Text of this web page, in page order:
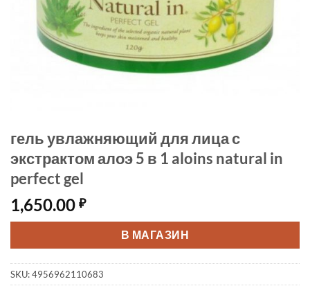
гель увлажняющий для лица с
экстрактом алоэ 5 в 1 aloins natural in
perfect gel
1,650.00 ₽
В МАГАЗИН
SKU:4956962110683